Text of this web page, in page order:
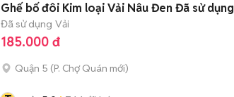
Ghế bố đôi Kim loại Vải Nâu Đen Đã sử dụng
Đã sử dụng Vải
185.000 đ
Quận 5 (P. Chợ Quán mới)